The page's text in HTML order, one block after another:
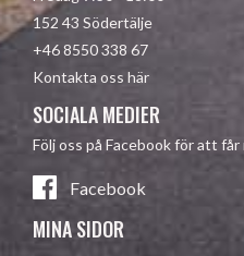
152 43 Södertälje
+46 8550 338 67
Kontakta oss här
SOCIALA MEDIER
Följ oss på Facebook för att
Facebook
MINA SIDOR